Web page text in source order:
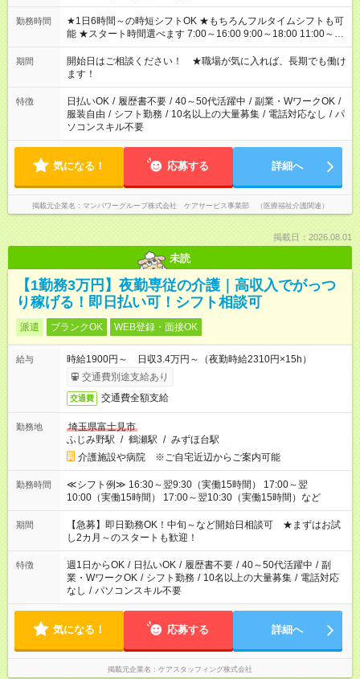
勤務時間
★1日6時間～の時短シフトOK ★もちろんフルタイムシフトも可
能 ★スタート時間選べます 7:00～16:00 9:00～18:00 11:00～
20:00 など 残業なし！ ※Wワークの場合、他のお仕事と合わせ
週40時間超の就業はご案内できません ※法令に基づき、週20時
間以上勤務は社会保険への加入対象となります ※労働者派遣法
（日雇い派遣の原則禁止）により、短時間・短期間の就業はご
案内が難しい場合があります
期間
開始日はご相談ください！ ★職場が気に入れば、長期でも働け
ます！
特徴 日払いOK / 履歴書不要 / 40～50代活躍中 / 副業・WワークOK /
服装自由 / シフト勤務 / 10名以上の大量募集 / 電話対応なし / パ
ソコンスキル不要
気になる！ 応募する 詳細へ
掲載元企業名 マンパワーグループ株式会社 ケアサービス事業部 （医療福祉介護関連）
掲載日：2026.08.01
未読
【1勤務3万円】夜勤専従の介護｜高収入でがっつ
り稼げる！即日払い可！シフト相談可
派遣 ブランクOK WEB登録・面接OK
給与
時給1900円～ 日収3.4万円～（夜勤時給2310円×15h）
交通費別途支給あり
交通費 交通費全額支給
勤務地
埼玉県富士見市
ふじみ野駅 / 鶴瀬駅 / みずほ台駅
介護施設や病院 ※ご自宅近辺からご案内可能
勤務時間
≪シフト例≫ 16:30～翌9:30（実働15時間） 17:00～翌
10:00（実働15時間） 17:00～翌10:30（実働15時間）など
期間
【急募】即日勤務OK！中旬～など開始日相談可 ★まずはお試
し2カ月～のスタートも歓迎！
特徴 週1日からOK / 日払いOK / 履歴書不要 / 40～50代活躍中 / 副
業・WワークOK / シフト勤務 / 10名以上の大量募集 / 電話対応
なし / パソコンスキル不要
気になる！ 応募する 詳細へ
掲載元企業名 ケアスタッフィング株式会社